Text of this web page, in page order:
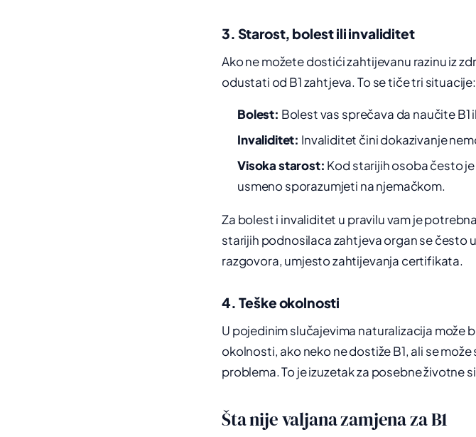
3. Starost, bolest ili invaliditet
Ako ne možete dostići zahtijevanu razinu iz
odustati od B1 zahtjeva. To se tiče tri situacije:
Bolest: Bolest vas sprečava da naučite B1
Invaliditet: Invaliditet čini dokazivanje
Visoka starost: Kod starijih osoba često
usmeno sporazumjeti na njemačkom.
Za bolest i invaliditet u pravilu vam je
starijih podnosilaca zahtjeva organ se često
razgovora, umjesto zahtijevanja certifikata.
4. Teške okolnosti
U pojedinim slučajevima naturalizacija može
okolnosti, ako neko ne dostiže B1, ali se
problema. To je izuzetak za posebne životne
Šta nije valjana zamjena za B1